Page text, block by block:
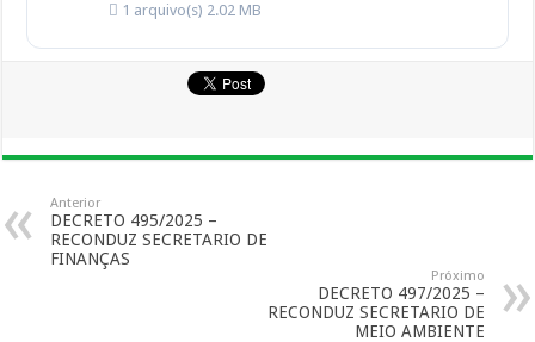
1 arquivo(s) 2.02 MB
Anterior
DECRETO 495/2025 –
RECONDUZ SECRETARIO DE
FINANÇAS
Próximo
DECRETO 497/2025 –
RECONDUZ SECRETARIO DE
MEIO AMBIENTE